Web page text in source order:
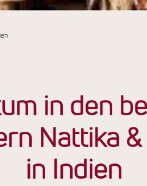
in den
Nattika
in Indien